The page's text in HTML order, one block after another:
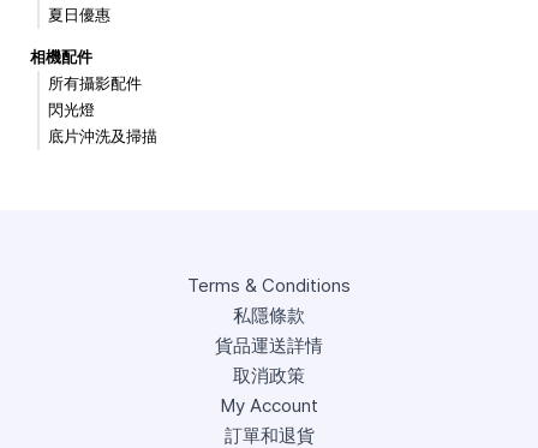
夏日優惠
相機配件
所有攝影配件
閃光燈
底片沖洗及掃描
Terms & Conditions
私隱條款
貨品運送詳情
取消政策
My Account
訂單和退貨